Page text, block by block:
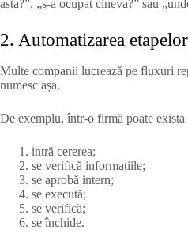
asta?”, „s-a ocupat cineva?” sau
2. Automatizarea
Multe companii lucrează pe fluxuri
numesc așa.
De exemplu, într-o firmă poate
intră cererea;
se verifică informațiile;
se aprobă intern;
se execută;
se verifică;
se închide.